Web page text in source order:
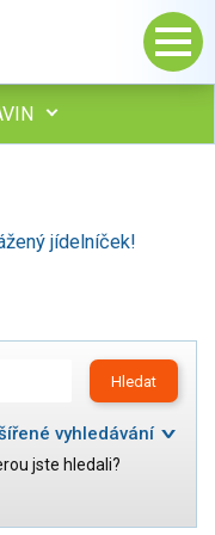
výrobky
jídelníček!
Hledat
vyhledávání
jste hledali?